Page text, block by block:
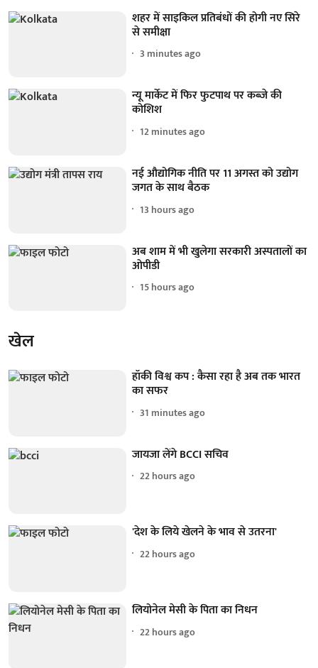
शहर में साइकिल प्रतिबंधों की होगी नए सिरे
से समीक्षा
3 minutes ago
न्यू मार्केट में फिर फुटपाथ पर कब्जे की
कोशिश
12 minutes ago
नई औद्योगिक नीति पर 11 अगस्त को उद्योग
जगत के साथ बैठक
13 hours ago
अब शाम में भी खुलेगा सरकारी अस्पतालों का
ओपीडी
15 hours ago
खेल
हॉकी विश्व कप : कैसा रहा है अब तक भारत
का सफर
31 minutes ago
जायजा लेंगे BCCI सचिव
22 hours ago
'देश के लिये खेलने के भाव से उतरना'
22 hours ago
लियोनेल मेसी के पिता का निधन
22 hours ago